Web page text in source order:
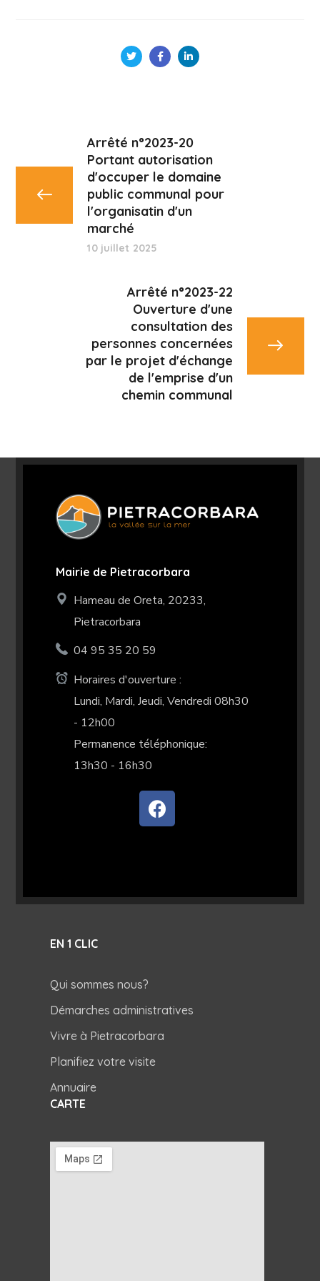
Arrêté n°2023-20
Portant autorisation
d'occuper le domaine
public communal pour
l'organisatin d'un
marché
10 juillet 2025
Arrêté n°2023-22
Ouverture d'une
consultation des
personnes concernées
par le projet d'échange
de l'emprise d'un
chemin communal
Mairie de Pietracorbara
Hameau de Oreta, 20233,
Pietracorbara
04 95 35 20 59
Horaires d'ouverture :
Lundi, Mardi, Jeudi, Vendredi 08h30
- 12h00
Permanence téléphonique:
13h30 - 16h30
EN 1 CLIC
Qui sommes nous?
Démarches administratives
Vivre à Pietracorbara
Planifiez votre visite
Annuaire
CARTE